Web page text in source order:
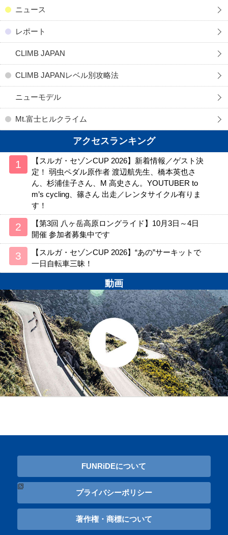
ニュース
レポート
CLIMB JAPAN
CLIMB JAPANレベル別攻略法
ニューモデル
Mt.富士ヒルクライム
アクセスランキング
【スルガ・セゾンCUP 2026】新着情報／ゲスト決
定！ 弱虫ペダル原作者 渡辺航先生、橋本英也さ
ん、杉浦佳子さん、M 高史さん。YOUTUBER to
m’s cycling、篠さん 出走／レンタサイクル有りま
す！
【第3回 八ヶ岳高原ロングライド】10月3日～4日
開催 参加者募集中です
【スルガ・セゾンCUP 2026】“あの”サーキットで
一日自転車三昧！
動画
FUNRiDEについて
プライバシーポリシー
著作権・商標について